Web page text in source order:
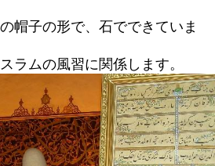
帽子の形で、石でできていま
ラムの風習に関係します。